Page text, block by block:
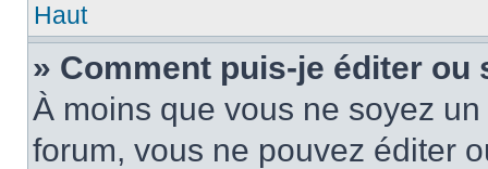
Haut
» Comment puis-je éditer
À moins que vous ne soyez
forum, vous ne pouvez éditer